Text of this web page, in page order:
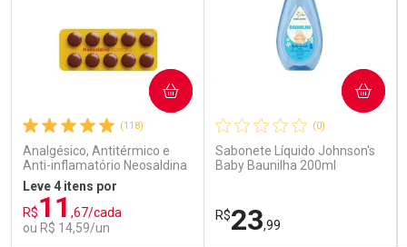
(118)
Analgésico, Antitérmico e
Anti-inflamatório Neosaldina
30mg + 300mg + 30mg 10
Drágeas
Leve 4 itens por
R$11 ,67/cada
ou R$ 14,59/un
COMPRAR
(0)
Sabonete Líquido Johnson's
Baby Baunilha 200ml
R$23,99
COMPRAR